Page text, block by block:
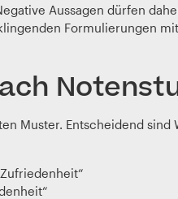
Aussagen dürfen
Formulierungen
Muster. Entscheidend sind